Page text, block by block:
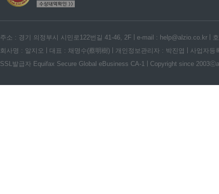
주소 : 경기 의정부시 시민로122번길 41-46, 2F e-mail : help@alzio.co.kr
회사명 : 알지오
대표 : 채명수(蔡明樹) 개인정보관리자 : 박진엽
사업자등
SSL발급자 Equifax Secure Global eBusiness CA-1
Copyright since